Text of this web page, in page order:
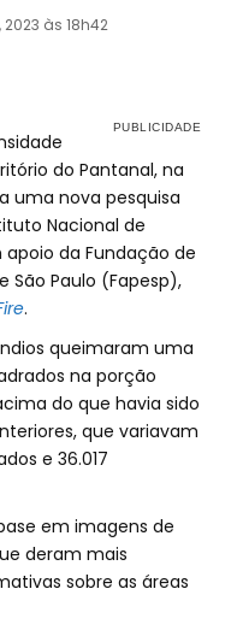
às 18h42
do Pantanal, na
uma nova pesquisa
Nacional de
apoio da Fundação de
São Paulo (Fapesp),
.
queimaram uma
na porção
do que havia sido
que variavam
e 36.017
em imagens de
deram mais
sobre as áreas